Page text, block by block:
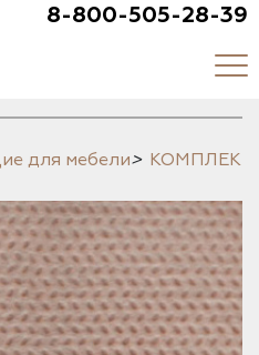
8-800-505-28-39
для мебели>